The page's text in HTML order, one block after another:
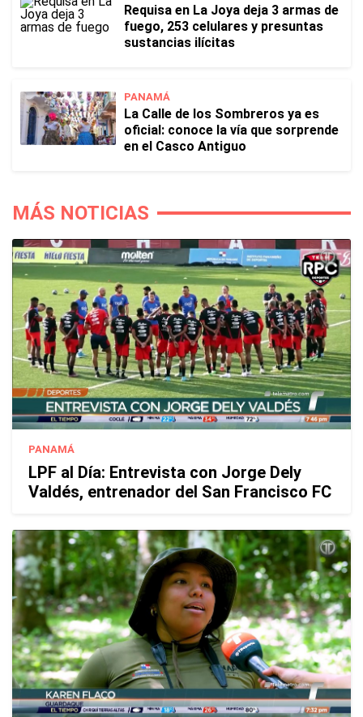
Requisa en La Joya deja 3 armas de
fuego, 253 celulares y presuntas
sustancias ilícitas
PANAMÁ
La Calle de los Sombreros ya es
oficial: conoce la vía que sorprende
en el Casco Antiguo
MÁS NOTICIAS
PANAMÁ
LPF al Día: Entrevista con Jorge Dely
Valdés, entrenador del San Francisco FC